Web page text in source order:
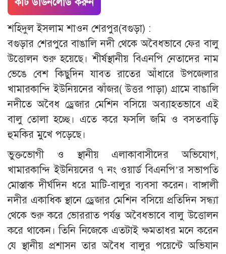
শহিদুল ইসলাম শাওন শেরপুর(বগুড়া) :
বগুড়ার শেরপুরে বাঙালি নদী থেকে অবৈধভাবে ফের বালু
উত্তোলন শুরু হয়েছে। শীর্ষস্থানীয় বিএনপি নেতাদের নাম
ভেঙে বেশ কিছুদিন যাবত রাতের আঁধারে উপজেলার
খামারকান্দি ইউনিয়নের ঝাঁজর( উত্তর পাড়া) গ্রামে বাঙালি
নদীতে অবৈধ ড্রেজার মেশিন বসিয়ে অব্যাহতভাবে এই
বালু তোলা হচ্ছে। এতে করে ফসলি জমি ও বসতবাড়ি
হুমকির মুখে পড়েছে।
ভুক্তভোগী ও স্থানীয় এলাকাবাসীদের অভিযোগ,
খামারকান্দি ইউনিয়নের ৭ নং ওয়ার্ড বিএনপি’র সভাপতি
মোস্তাক দীর্ঘদিন ধরে মাটি-বালুর ব্যবসা করেন। বাঙ্গালী
নদীর একাধিক স্থানে ড্রেজার মেশিন বসিয়ে প্রতিদিন সন্ধ্যা
থেকে শুরু করে ভোররাত পর্যন্ত অবৈধভাবে বালু উত্তোলন
করে থাকেন। তিনি নিজেকে এতটাই ক্ষমতাধর মনে করেন
যে স্থানীয় প্রশাসন তার অবৈধ বালুর পয়েন্টে অভিযান